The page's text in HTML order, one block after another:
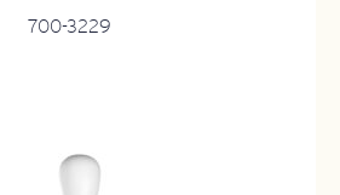
700-3229